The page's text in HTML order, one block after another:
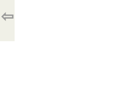
⇦